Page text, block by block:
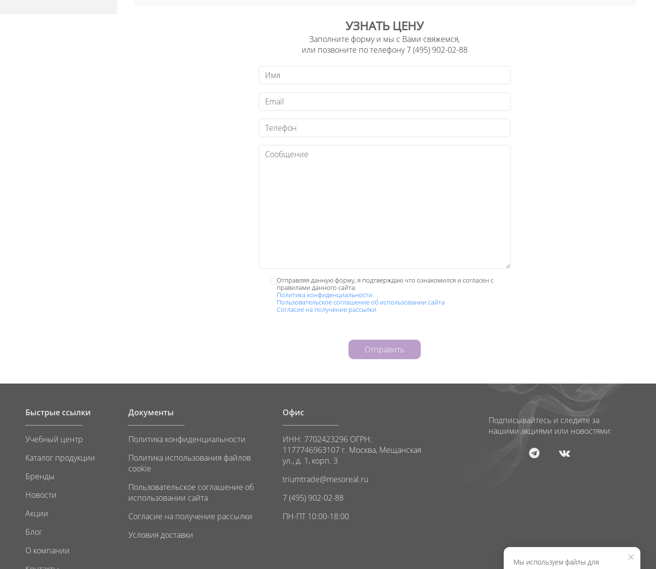
×
Мы используем файлы для
УЗНАТЬ ЦЕНУ
Заполните форму и мы с Вами свяжемся,
или позвоните по телефону 7 (495) 902-02-88
Имя
Email
Телефон
Текст
Отправляя данную форму, я подтверждаю что ознакомился и согласен с
правилами данного сайта:
Политика конфиденциальности
Пользовательское соглашение об использовании сайта
Согласие на получение рассылки
Отправить
Быстрые ссылки
Учебный центр
Каталог продукции
Бренды
Новости
Акции
Блог
О компании
Документы
Политика конфиденциальности
Политика использования файлов
cookie
Пользовательское соглашение об
использовании сайта
Согласие на получение рассылки
Условия доставки
Офис
ИНН: 7702423296 ОГРН:
1177746963107 г. Москва, Мещанская
ул., д. 1, корп. 3
triumtrade@mesoreal.ru
7 (495) 902-02-88
ПН-ПТ 10:00-18:00
Подписывайтесь и следите за
нашими акциями или новостями: